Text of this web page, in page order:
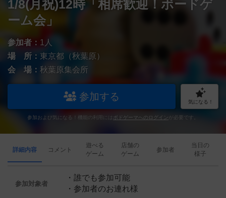
1/8(月祝)12時「相席歓迎！ボードゲ
ーム会」
参加者： 1人
場 所： 東京都（秋葉原）
会 場： 秋葉原集会所
参加する 気になる！
参加および気になる！機能の利用には ボドゲーマへのログイン が必要です。
詳細内容 コメント
遊べる
ゲーム
店舗の
ゲーム
参加者
当日の
様子
参加対象者
・誰でも参加可能
・参加者のお連れ様